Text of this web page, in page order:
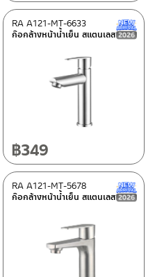
New Arrival สินค้าใหม่ ปี 2026
ก๊อกล้างหน้าน้ำเย็น สแตนเลส
RA A121-MT-6633
฿349
New Arrival สินค้าใหม่ ปี 2026
ก๊อกล้างหน้าน้ำเย็น สแตนเลส
RA A121-MT-5678